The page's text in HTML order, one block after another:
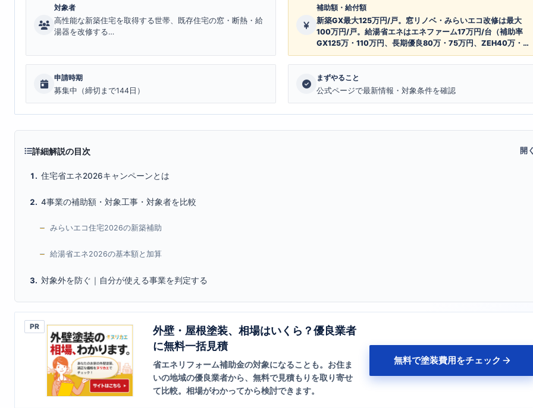
対象者
高性能な新築住宅を取得する世帯、既存住宅の窓・断熱・給
湯器を改修する…
補助額・給付額
新築GX最大125万円/戸。窓リノベ・みらいエコ改修は最大
100万円/戸。給湯省エネはエネファーム17万円/台（補助率
GX125万・110万円、長期優良80万・75万円、ZEH40万・
35万円。窓最大100万円。給湯は7万・10万・17万円/台、戸
建2台・共同1台/戸。賃貸集合は5万・7万円/台＋対象排水工
事3万円）
申請時期
募集中（締切まで144日）
まずやること
公式ページで最新情報・対象条件を確認
詳細解説の目次
住宅省エネ2026キャンペーンとは
4事業の補助額・対象工事・対象者を比較
みらいエコ住宅2026の新築補助
給湯省エネ2026の基本額と加算
対象外を防ぐ｜自分が使える事業を判定する
PR
外壁・屋根塗装、相場はいくら？優良業者
に無料一括見積
省エネリフォーム補助金の対象になることも。お住ま
いの地域の優良業者から、無料で見積もりを取り寄せ
て比較。相場がわかってから検討できます。
無料で塗装費用をチェック